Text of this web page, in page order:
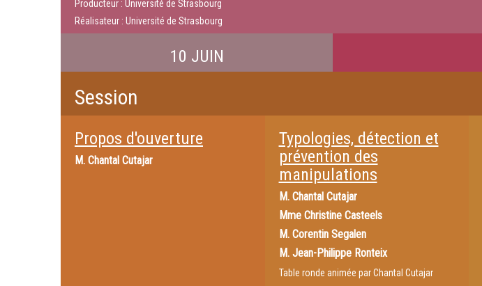
Producteur : Université de Strasbourg
Réalisateur : Université de Strasbourg
10 JUIN
Session
Propos d'ouverture
M. Chantal Cutajar
Typologies, détection et
prévention des
manipulations
M. Chantal Cutajar
Mme Christine Casteels
M. Corentin Segalen
M. Jean-Philippe Ronteix
Table ronde animée par Chantal Cutajar